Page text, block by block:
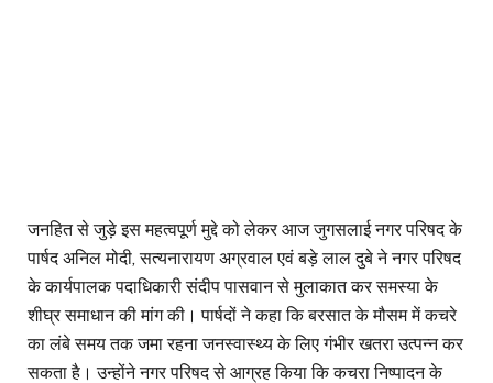
जनहित से जुड़े इस महत्वपूर्ण मुद्दे को लेकर आज जुगसलाई नगर परिषद के
पार्षद अनिल मोदी, सत्यनारायण अग्रवाल एवं बड़े लाल दुबे ने नगर परिषद
के कार्यपालक पदाधिकारी संदीप पासवान से मुलाकात कर समस्या के
शीघ्र समाधान की मांग की। पार्षदों ने कहा कि बरसात के मौसम में कचरे
का लंबे समय तक जमा रहना जनस्वास्थ्य के लिए गंभीर खतरा उत्पन्न कर
सकता है। उन्होंने नगर परिषद से आग्रह किया कि कचरा निष्पादन के